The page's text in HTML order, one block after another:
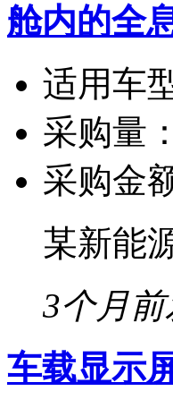
舱内的全
适用车
采购量：
采购金
某新能
3个月
车载显示